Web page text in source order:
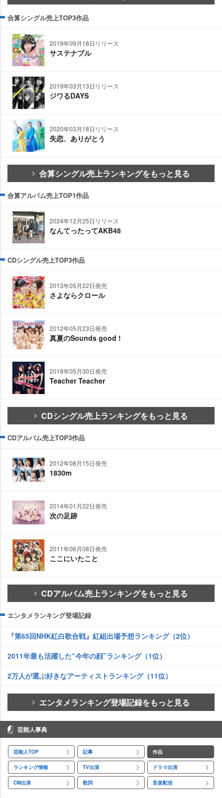
合算シングル売上TOP3作品
2019年09月18日リリース
サステナブル
2019年03月13日リリース
ジワるDAYS
2020年03月18日リリース
失恋、ありがとう
合算シングル売上ランキングをもっと見る
合算アルバム売上TOP1作品
2024年12月25日リリース
なんてったってAKB48
CDシングル売上TOP3作品
2013年05月22日発売
さよならクロール
2012年05月23日発売
真夏のSounds good !
2018年05月30日発売
Teacher Teacher
CDシングル売上ランキングをもっと見る
CDアルバム売上TOP3作品
2012年08月15日発売
1830m
2014年01月22日発売
次の足跡
2011年06月08日発売
ここにいたこと
CDアルバム売上ランキングをもっと見る
エンタメランキング登場記録
『第65回NHK紅白歌合戦』紅組出場予想ランキング（2位）
2011年最も活躍した“今年の顔”ランキング（1位）
2万人が選ぶ好きなアーティストランキング（11位）
エンタメランキング登場記録をもっと見る
芸能人事典
芸能人TOP 記事 作品
ランキング情報 TV出演 ドラマ出演
CM出演 歌詞 音楽配信